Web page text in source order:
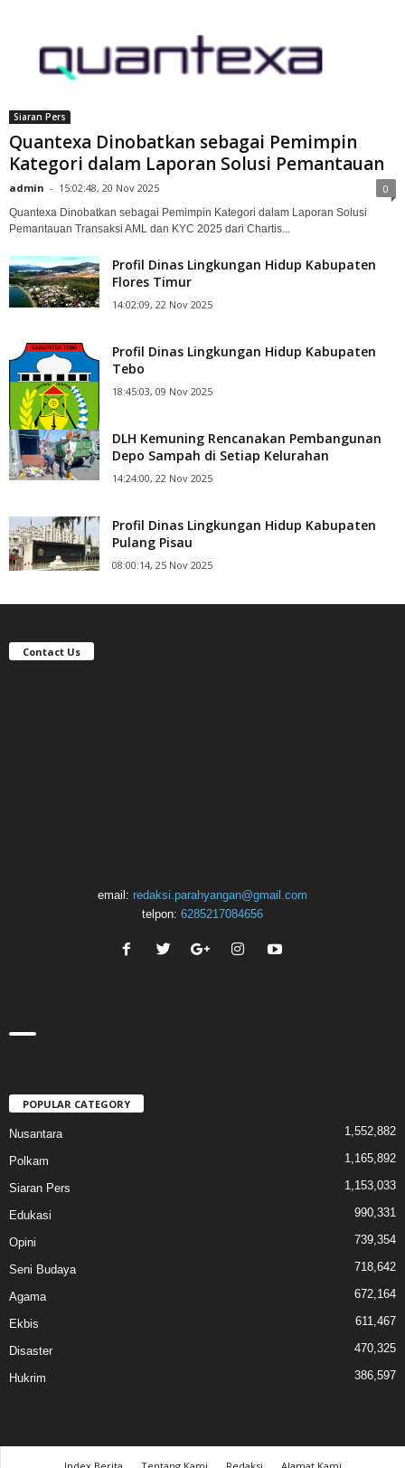
Siaran Pers
Quantexa Dinobatkan sebagai Pemimpin
Kategori dalam Laporan Solusi Pemantauan
admin - 15:02:48, 20 Nov 2025 0
Quantexa Dinobatkan sebagai Pemimpin Kategori dalam Laporan Solusi
Pemantauan Transaksi AML dan KYC 2025 dari Chartis...
Profil Dinas Lingkungan Hidup Kabupaten
Flores Timur
14:02:09, 22 Nov 2025
Profil Dinas Lingkungan Hidup Kabupaten
Tebo
18:45:03, 09 Nov 2025
DLH Kemuning Rencanakan Pembangunan
Depo Sampah di Setiap Kelurahan
14:24:00, 22 Nov 2025
Profil Dinas Lingkungan Hidup Kabupaten
Pulang Pisau
08:00:14, 25 Nov 2025
Contact Us
email: redaksi.parahyangan@gmail.com
telpon: 6285217084656
POPULAR CATEGORY
Nusantara 1,552,882
Polkam 1,165,892
Siaran Pers 1,153,033
Edukasi 990,331
Opini 739,354
Seni Budaya 718,642
Agama 672,164
Ekbis 611,467
Disaster 470,325
Hukrim 386,597